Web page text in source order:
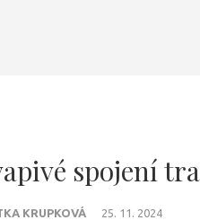
spojení
KRUPKOVÁ 25. 11. 2024